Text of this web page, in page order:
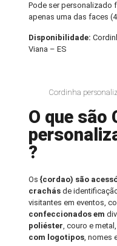
Pode ser personalizado
apenas uma das faces
Disponibilidade:
Viana – ES
Cordinha
O que são
?
Os {cordao) são
crachás de
visitantes em eventos,
confeccionados em
poliéster, couro e
com logotipos, nomes